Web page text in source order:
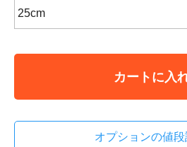
カートに入
オプションの値段